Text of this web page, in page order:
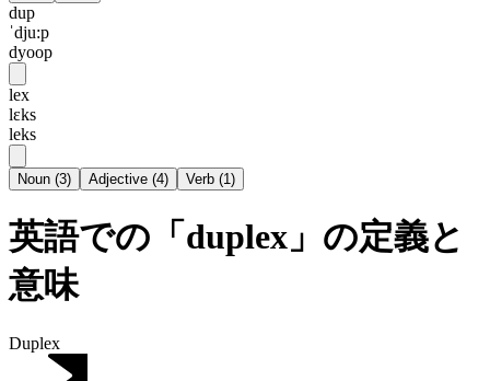
dup
ˈdju:p
dyoop
lex
lɛks
leks
Noun (3) Adjective (4) Verb (1)
英語での「duplex」の定義と
意味
Duplex